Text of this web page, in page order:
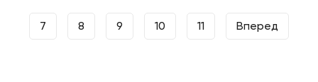
7 8 9 10 11 Вперед